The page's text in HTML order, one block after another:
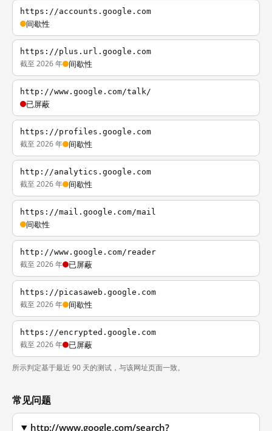
https://accounts.google.com
间歇性
https://plus.url.google.com
截至 2026 年 间歇性
http://www.google.com/talk/
已屏蔽
https://profiles.google.com
截至 2026 年 间歇性
http://analytics.google.com
截至 2026 年 间歇性
https://mail.google.com/mail
间歇性
http://www.google.com/reader
截至 2026 年 已屏蔽
https://picasaweb.google.com
截至 2026 年 间歇性
https://encrypted.google.com
截至 2026 年 已屏蔽
所示判定基于最近 90 天的测试，与该网址页面一致。
常见问题
http://www.google.com/search?